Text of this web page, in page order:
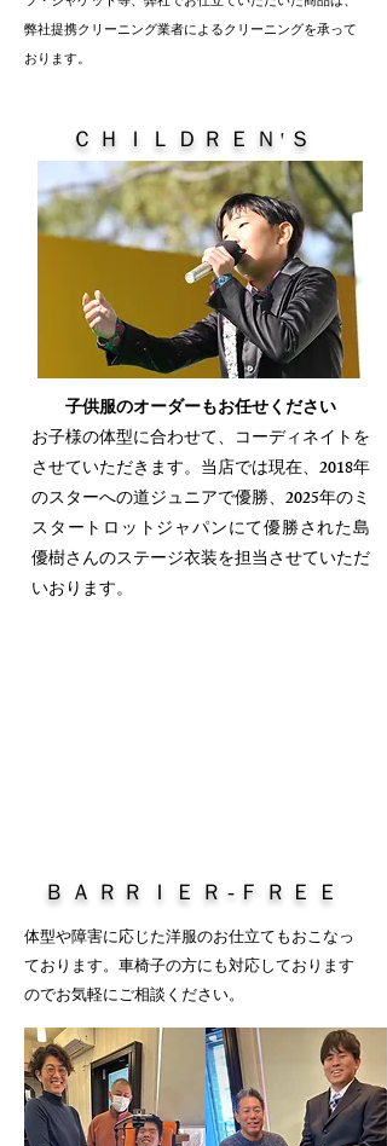
弊社提携クリーニング業者によるクリーニングを承って
おります。
ＣＨＩＬＤＲＥＮ'Ｓ
子供服のオーダーもお任せください
​お子様の体型に合わせて、コーディネイトを
させていただきます。当店では現在、2018年
のスターへの道ジュニアで優勝、2025年のミ
スタートロットジャパンにて優勝された島
優樹さんのステージ衣装を担当させていただ
いおります。
ＢＡＲＲＩＥＲ‐ＦＲＥＥ
体型や障害に応じた洋服のお仕立てもおこなっ
ております。車椅子の方にも対応しております
のでお気軽にご相談ください。